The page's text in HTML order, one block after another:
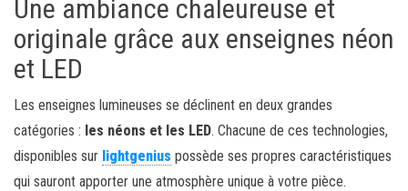
Une ambiance chaleureuse et
originale grâce aux enseignes néon
et LED
Les enseignes lumineuses se déclinent en deux grandes
catégories : les néons et les LED. Chacune de ces technologies,
disponibles sur lightgenius possède ses propres caractéristiques
qui sauront apporter une atmosphère unique à votre pièce.